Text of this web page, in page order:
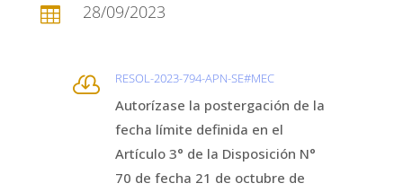
 28/09/2023
 RESOL-2023-794-APN-SE#MEC
Autorízase la postergación de la
fecha límite definida en el
Artículo 3° de la Disposición N°
70 de fecha 21 de octubre de